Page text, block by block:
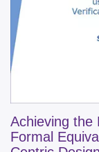
Achieving the
Formal